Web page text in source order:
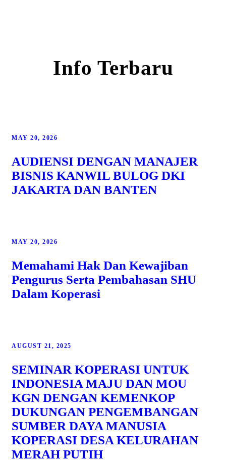
Info Terbaru
MAY 20, 2026
AUDIENSI DENGAN MANAJER
BISNIS KANWIL BULOG DKI
JAKARTA DAN BANTEN
MAY 20, 2026
Memahami Hak Dan Kewajiban
Pengurus Serta Pembahasan SHU
Dalam Koperasi
AUGUST 21, 2025
SEMINAR KOPERASI UNTUK
INDONESIA MAJU DAN MOU
KGN DENGAN KEMENKOP
DUKUNGAN PENGEMBANGAN
SUMBER DAYA MANUSIA
KOPERASI DESA KELURAHAN
MERAH PUTIH